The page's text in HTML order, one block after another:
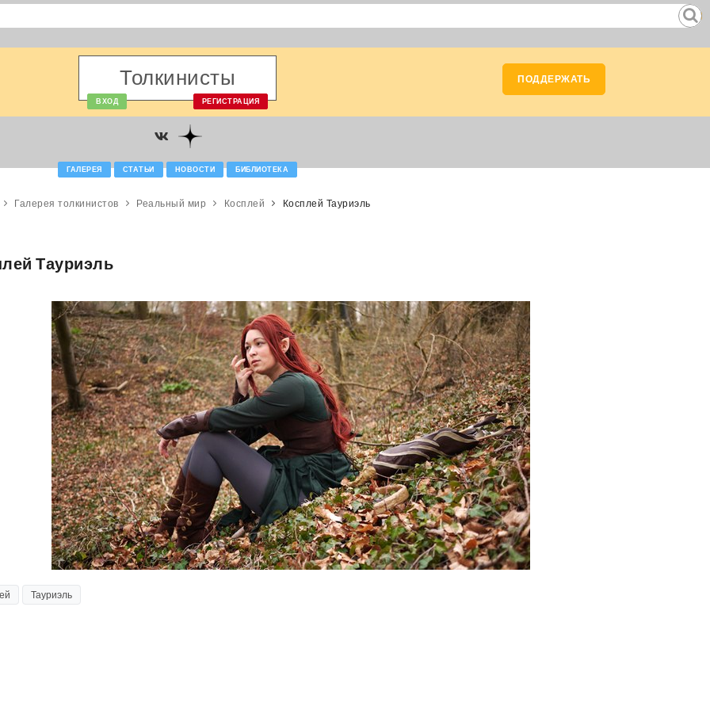
Толкинисты
ВХОД РЕГИСТРАЦИЯ
ПОДДЕРЖАТЬ
ГАЛЕРЕЯ СТАТЬИ НОВОСТИ БИБЛИОТЕКА
Галерея толкинистов Реальный мир Косплей Косплей Тауриэль
Тауриэль
Тауриэль